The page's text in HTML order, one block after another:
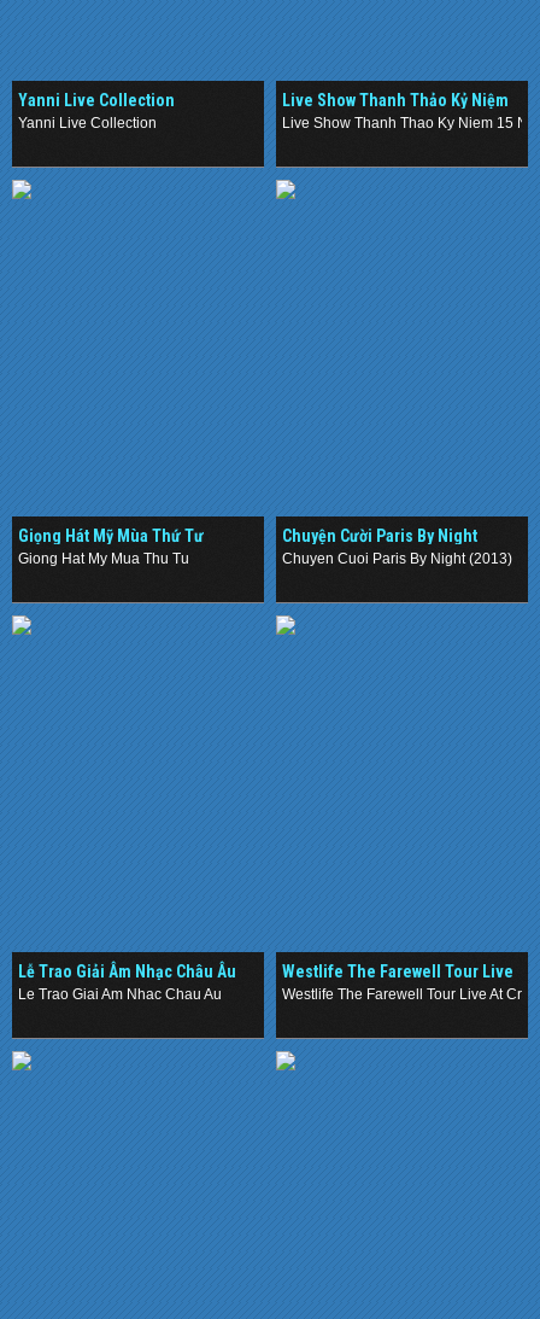
Yanni Live Collection
Yanni Live Collection
Live Show Thanh Thảo Kỷ Niệm
15 Năm Ca Hát
Live Show Thanh Thao Ky Niem 15
Giọng Hát Mỹ Mùa Thứ Tư
Giong Hat My Mua Thu Tu
Chuyện Cười Paris By Night
(2013)
Chuyen Cuoi Paris By Night (2013)
Lễ Trao Giải Âm Nhạc Châu Âu
Le Trao Giai Am Nhac Chau Au
Westlife The Farewell Tour Live
At Croke Park (2012)
Westlife The Farewell Tour Live At